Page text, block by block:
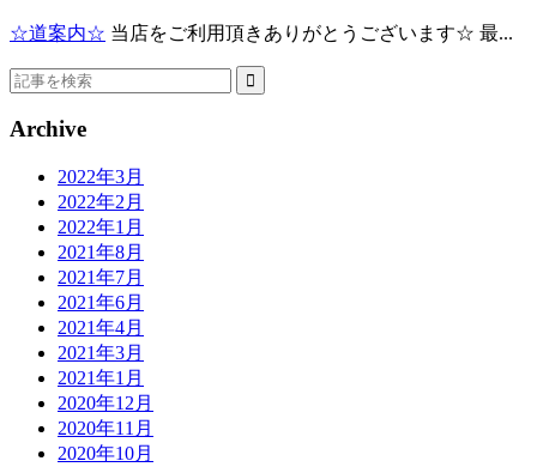
☆道案内☆ 当店をご利用頂きありがとうございます☆ 最...
Archive
2022年3月
2022年2月
2022年1月
2021年8月
2021年7月
2021年6月
2021年4月
2021年3月
2021年1月
2020年12月
2020年11月
2020年10月